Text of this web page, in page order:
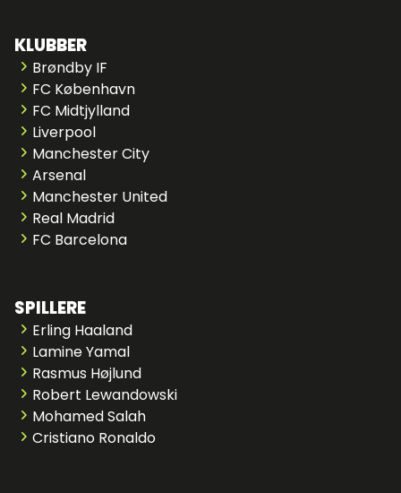
KLUBBER
Brøndby IF
FC København
FC Midtjylland
Liverpool
Manchester City
Arsenal
Manchester United
Real Madrid
FC Barcelona
SPILLERE
Erling Haaland
Lamine Yamal
Rasmus Højlund
Robert Lewandowski
Mohamed Salah
Cristiano Ronaldo